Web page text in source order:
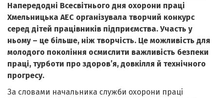
Напередодні Всесвітнього дня охорони праці
Хмельницька АЕС організувала творчий конкурс
серед дітей працівників підприємства. Участь у
ньому – це більше, ніж творчість. Це можливість для
молодого покоління осмислити важливість безпеки
праці, турботи про здоров’я, довкілля й технічного
прогресу.
За словами начальника служби охорони праці